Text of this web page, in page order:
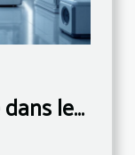
les
?